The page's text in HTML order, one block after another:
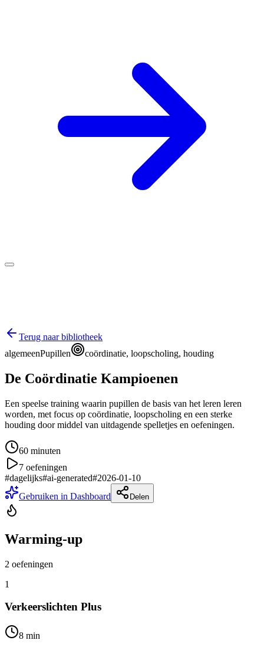
Terug naar bibliotheek
algemeenPupillen coördinatie, loopscholing, houding
De Coördinatie Kampioenen
Een speelse training waarin pupillen de basis van het leren leren
worden, met focus op coördinatie, loopscholing en een sterke
houding door middel van uitdagende spelletjes en oefeningen.
60 minuten
7 oefeningen
#dagelijks#ai-generated#2026-01-10
Gebruiken in Dashboard
Delen
Warming-up
2 oefeningen
1
Verkeerslichten Plus
8 min